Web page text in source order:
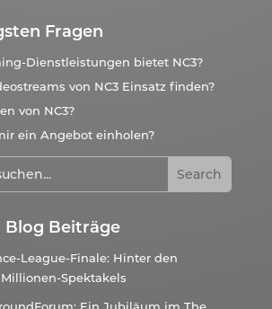
Fragen
Dienstleistungen bietet NC3?
von NC3 Einsatz finden?
von NC3?
ein Angebot einholen?
Blog Beiträge
League-Finale: Hinter den
Spektakels